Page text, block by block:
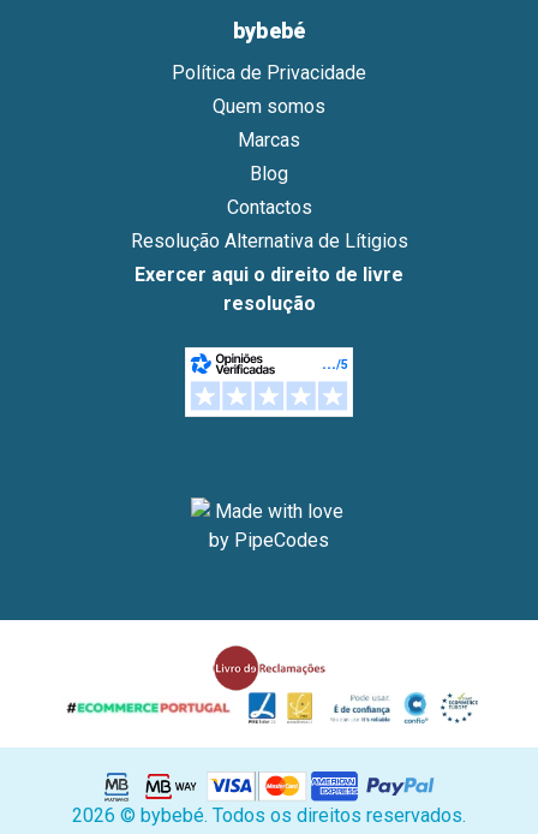
bybebé
Política de Privacidade
Quem somos
Marcas
Blog
Contactos
Resolução Alternativa de Lítigios
Exercer aqui o direito de livre
resolução
2026 © bybebé. Todos os direitos reservados.